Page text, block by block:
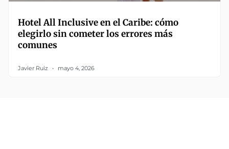
Hotel All Inclusive en el Caribe: cómo
elegirlo sin cometer los errores más
comunes
Javier Ruiz mayo 4, 2026